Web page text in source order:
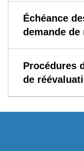
Échéance
demande
Procédures
de